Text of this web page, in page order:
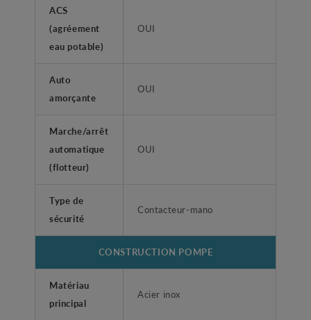
ACS
(agréement
eau potable)
OUI
Auto
amorçante
OUI
Marche/arrêt
automatique
(flotteur)
OUI
Type de
sécurité
Contacteur-mano
CONSTRUCTION POMPE
Matériau
principal
Acier inox